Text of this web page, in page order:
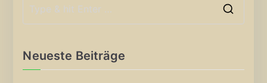
Neueste Beiträge